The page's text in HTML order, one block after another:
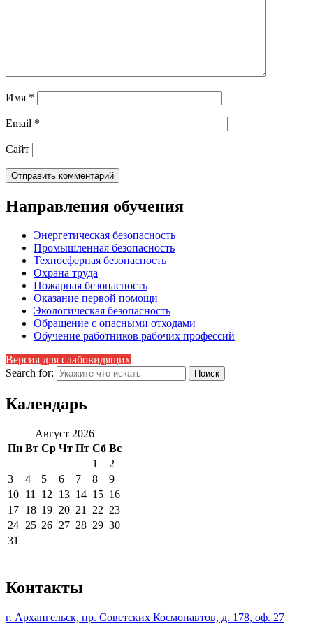
Имя *
Email *
Сайт
Направления обучения
Энергетическая безопасность
Промышленная безопасность
Техносферная безопасность
Охрана труда
Пожарная безопасность
Оказание первой помощи
Экологическая безопасность
Обращение с опасными отходами
Обучение работников рабочих профессий
Версия для слабовидящих
Search for:
Календарь
Август 2026
Пн Вт Ср Чт Пт Сб Вс
1
2
3
4 5 6 7 8
9
10 11 12 13 14 15 16
17 18 19 20 21 22 23
24 25 26 27 28 29 30
31
Контакты
г. Архангельск, пр. Советских Космонавтов, д. 178, оф. 27